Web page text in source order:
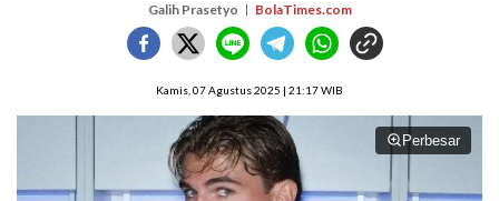
Galih Prasetyo BolaTimes.com
Kamis, 07 Agustus 2025 | 21:17 WIB
Perbesar